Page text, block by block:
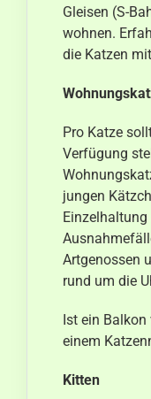
Gleisen (S-
wohnen.
die Katzen
Pro Katze
Verfügung
jungen
Artgenossen
rund um die
Ist ein
einem
Kitten